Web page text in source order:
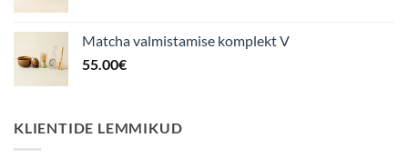
Matcha valmistamise komplekt V
55.00€
KLIENTIDE LEMMIKUD